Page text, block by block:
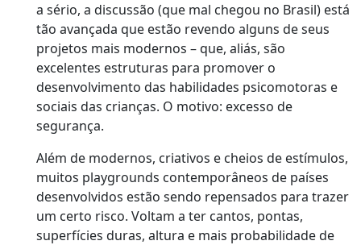
a sério, a discussão (que mal chegou no Brasil) está
tão avançada que estão revendo alguns de seus
projetos mais modernos – que, aliás, são
excelentes estruturas para promover o
desenvolvimento das habilidades psicomotoras e
sociais das crianças. O motivo: excesso de
segurança.
Além de modernos, criativos e cheios de estímulos,
muitos playgrounds contemporâneos de países
desenvolvidos estão sendo repensados para trazer
um certo risco. Voltam a ter cantos, pontas,
superfícies duras, altura e mais probabilidade de